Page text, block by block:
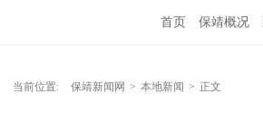
首页 保靖概况
当前位置: 保靖新闻网 > 本地新闻 > 正文